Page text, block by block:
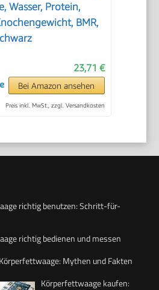
Wasser, Protein,
BMR,
23,71 €
Bei Amazon ansehen
Preis inkl. MwSt., zzgl. Versandkosten
richtig benutzen: Schritt-für-
richtig bedienen und messen
Körperfettwaage: Mythen und Fakten
Körperfettwaage kaufen: